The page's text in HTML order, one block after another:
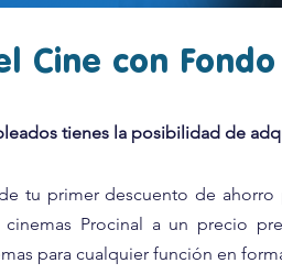
Cine con
tienes la posibilidad de
tu primer descuento de
Procinal a un precio
para cualquier función en